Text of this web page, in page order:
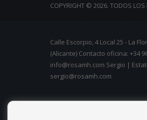
COPYRIGHT © 2026. TODOS LOS
Calle Escorpio, 4 Local 25 - La
(Alicante) Contacto oficina: +34
info@rosamh.com Sergio |
sergio@rosamh.com